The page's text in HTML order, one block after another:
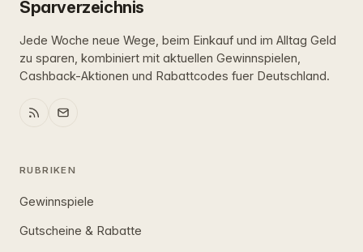
Sparverzeichnis
Jede Woche neue Wege, beim Einkauf und im Alltag Geld
zu sparen, kombiniert mit aktuellen Gewinnspielen,
Cashback-Aktionen und Rabattcodes fuer Deutschland.
RUBRIKEN
Gewinnspiele
Gutscheine & Rabatte